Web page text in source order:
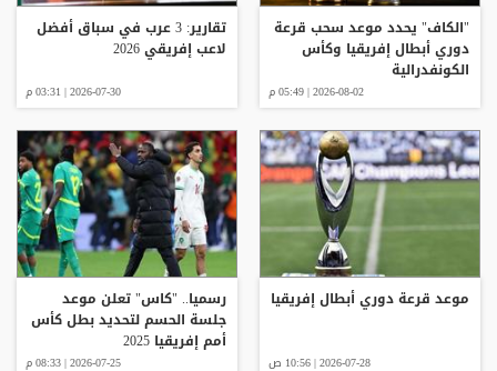
"الكاف" يحدد موعد سحب قرعة
دوري أبطال إفريقيا وكأس
الكونفدرالية
2026-08-02 | 05:49 م
تقارير: 3 عرب في سباق أفضل
لاعب إفريقي 2026
2026-07-30 | 03:31 م
موعد قرعة دوري أبطال إفريقيا
2026-07-28 | 10:56 ص
رسميا.. "كاس" تعلن موعد
جلسة الحسم لتحديد بطل كأس
أمم إفريقيا 2025
2026-07-25 | 08:33 م